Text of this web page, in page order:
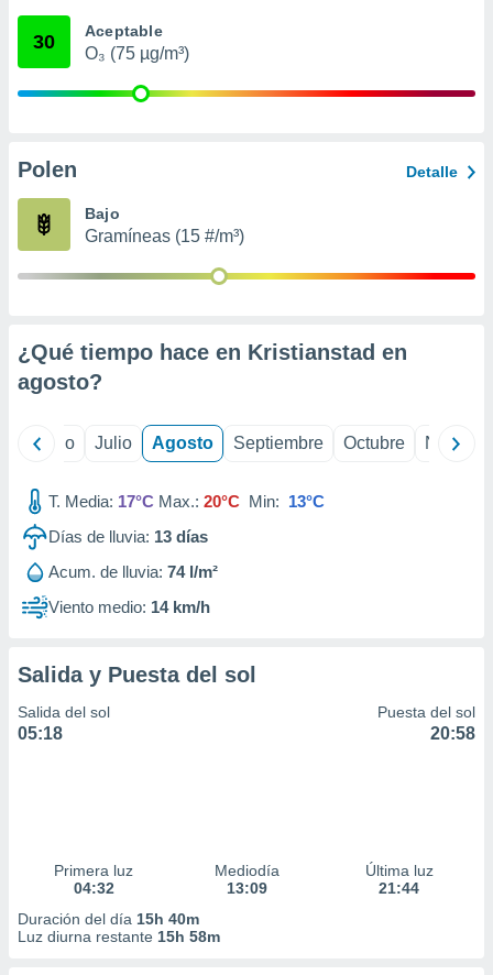
mediante
publicidad
de
30 Aceptable
O₃ (75 µg/m³)
Polen Detalle
Bajo
Gramíneas (15 #/m³)
¿Qué tiempo hace en Kristianstad en
agosto?
Junio Julio Agosto Septiembre Octubre
T. Media: 17°C Max.: 20°C Min: 13°C
Días de lluvia: 13 días
Acum. de lluvia: 74 l/m²
Viento medio: 14 km/h
Salida y Puesta del sol
Salida del sol
05:18
Puesta del sol
20:58
Primera luz
04:32
Mediodía
13:09
Última luz
21:44
Duración del día 15h 40m
Luz diurna restante 15h 58m